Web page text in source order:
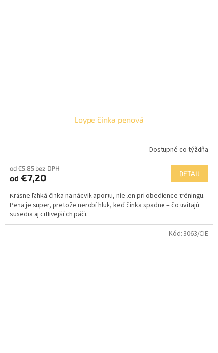
Loype činka penová
Dostupné do týždňa
od €5,85 bez DPH
od €7,20 DETAIL
Krásne ľahká činka na nácvik aportu, nie len pri obedience tréningu.
Pena je super, pretože nerobí hluk, keď činka spadne – čo uvítajú
susedia aj citlivejší chlpáči.
Kód: 3063/CIE